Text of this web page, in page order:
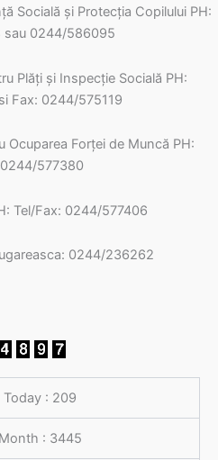
Socială și Protecția Copilului PH:
sau 0244/586095
Plăți și Inspecție Socială PH:
Fax: 0244/575119
Forţei de Muncă PH:
577380
Tel/Fax: 0244/577406
0244/236262
Today : 209
: 3445